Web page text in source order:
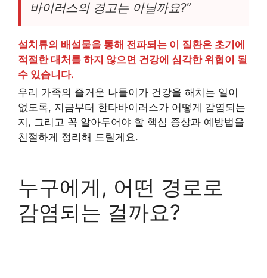
바이러스의 경고는 아닐까요?”
설치류의 배설물을 통해 전파되는 이 질환은 초기에
적절한 대처를 하지 않으면 건강에 심각한 위협이 될
수 있습니다.
우리 가족의 즐거운 나들이가 건강을 해치는 일이
없도록, 지금부터 한타바이러스가 어떻게 감염되는
지, 그리고 꼭 알아두어야 할 핵심 증상과 예방법을
친절하게 정리해 드릴게요.
누구에게, 어떤 경로로
감염되는 걸까요?